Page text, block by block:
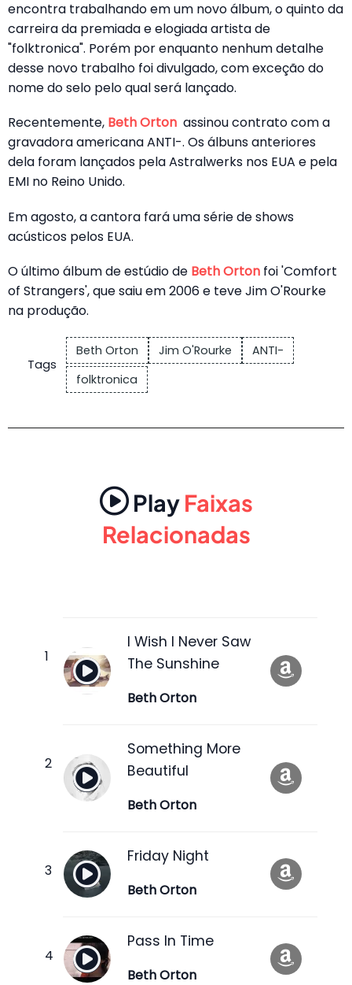
encontra trabalhando em um novo álbum, o quinto da
carreira da premiada e elogiada artista de
"folktronica". Porém por enquanto nenhum detalhe
desse novo trabalho foi divulgado, com exceção do
nome do selo pelo qual será lançado.
Recentemente, Beth Orton assinou contrato com a
gravadora americana ANTI-. Os álbuns anteriores
dela foram lançados pela Astralwerks nos EUA e pela
EMI no Reino Unido.
Em agosto, a cantora fará uma série de shows
acústicos pelos EUA.
O último álbum de estúdio de Beth Orton foi 'Comfort
of Strangers', que saiu em 2006 e teve Jim O'Rourke
na produção.
Tags
Beth Orton Jim O'Rourke
ANTI-
folktronica
PlayFaixas
Relacionadas
I Wish I Never Saw
The Sunshine
Beth Orton
Something More
Beautiful
Beth Orton
Friday Night
Beth Orton
Pass In Time
Beth Orton